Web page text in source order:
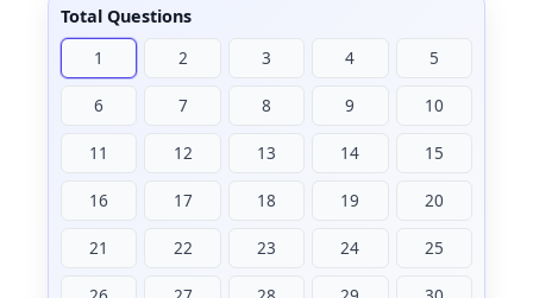
Total Questions
1
2 3 4 5
6 7 8 9 10
11 12 13 14 15
16 17 18 19 20
21 22 23 24 25